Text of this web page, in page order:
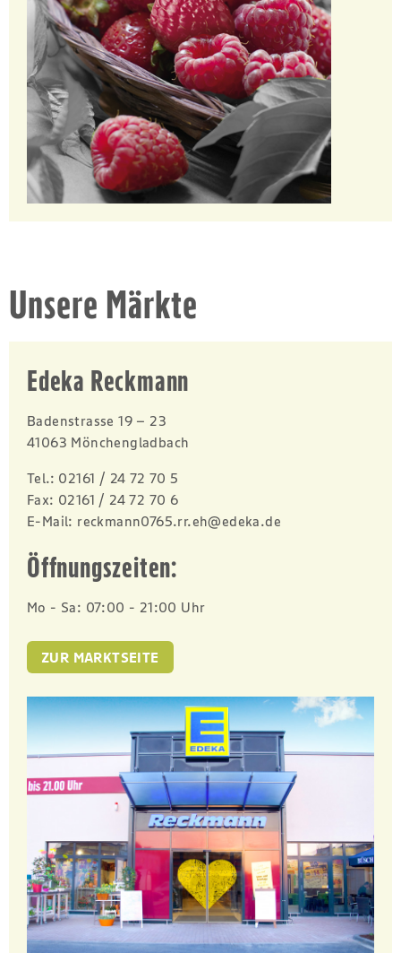
Unsere Märkte
Edeka Reckmann
Badenstrasse 19 – 23
41063 Mönchengladbach
Tel.: 02161 / 24 72 70 5
Fax: 02161 / 24 72 70 6
E-Mail: reckmann0765.rr.eh@edeka.de
Öffnungszeiten:
Mo - Sa: 07:00 - 21:00 Uhr
ZUR MARKTSEITE